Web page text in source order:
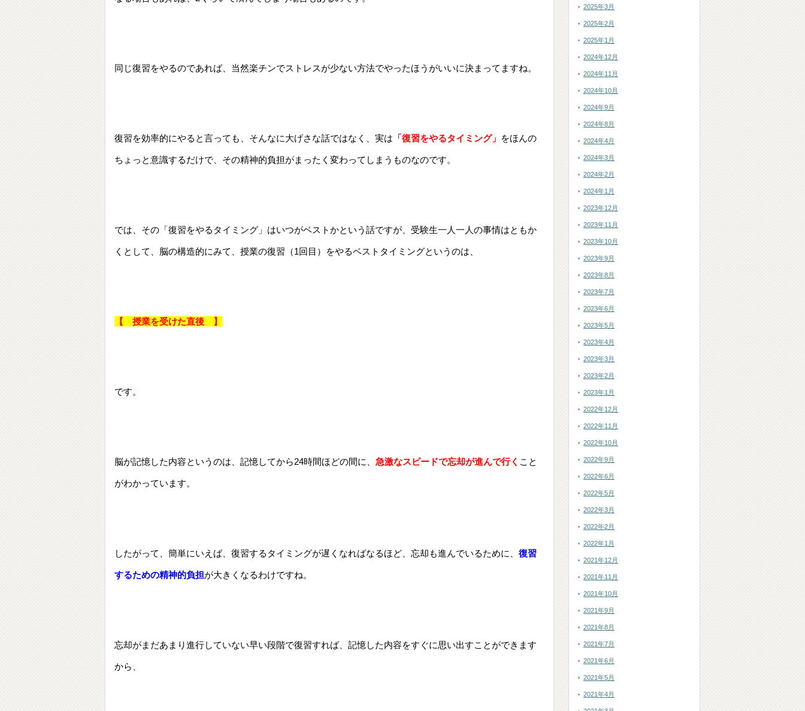
同じ復習をやるのであれば、当然楽チンでストレスが少ない方法でやったほうがいいに決まってますね。
復習を効率的にやると言っても、そんなに大げさな話ではなく、実は 「復習をやるタイミング」 をほんの
ちょっと意識するだけで、その精神的負担がまったく変わってしまうものなのです。
では、その「復習をやるタイミング」はいつがベストかという話ですが、 受験生一人一人の事情はともか
くとして、脳の構造的にみて、授業の復習（1回目）をやるベストタイミングというのは、
【 授業を受けた直後 】
です。
脳が記憶した内容というのは、記憶してから24時間ほどの間に、 急激なスピードで忘却が進んで行く こと
がわかっています。
したがって、簡単にいえば、復習するタイミングが遅くなればなるほど、忘却も進んでいるために、 復習
するための精神的負担が大きくなるわけですね。
忘却がまだあまり進行していない早い段階で復習すれば、記憶した内容をすぐに思い出すことができます
から、
2025年3月
2025年2月
2025年1月
2024年12月
2024年11月
2024年10月
2024年9月
2024年8月
2024年4月
2024年3月
2024年2月
2024年1月
2023年12月
2023年11月
2023年10月
2023年9月
2023年8月
2023年7月
2023年6月
2023年5月
2023年4月
2023年3月
2023年2月
2023年1月
2022年12月
2022年11月
2022年10月
2022年9月
2022年6月
2022年5月
2022年3月
2022年2月
2022年1月
2021年12月
2021年11月
2021年10月
2021年9月
2021年8月
2021年7月
2021年6月
2021年5月
2021年4月